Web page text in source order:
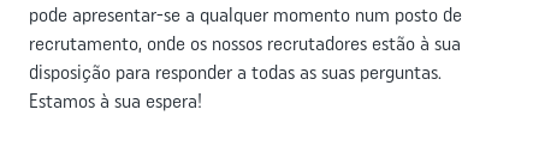
pode apresentar-se a qualquer momento num posto de
recrutamento, onde os nossos recrutadores estão à sua
disposição para responder a todas as suas perguntas.
Estamos à sua espera!